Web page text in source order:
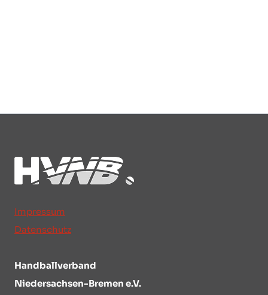
Impressum
Datenschutz
Handballverband
Niedersachsen-Bremen e.V.